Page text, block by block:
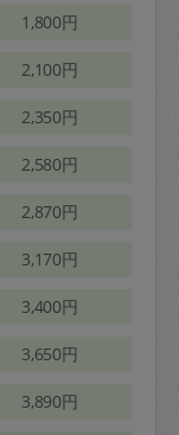
1,800円
2,100円
2,350円
2,580円
2,870円
3,170円
3,400円
3,650円
3,890円